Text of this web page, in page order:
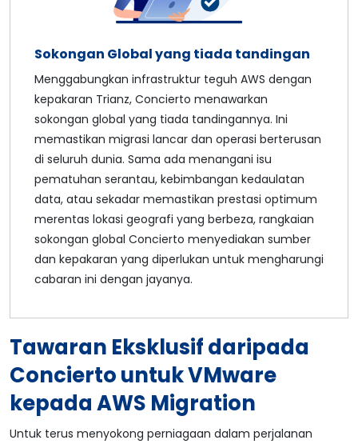
Sokongan Global yang tiada tandingan
Menggabungkan infrastruktur teguh AWS dengan
kepakaran Trianz, Concierto menawarkan
sokongan global yang tiada tandingannya. Ini
memastikan migrasi lancar dan operasi berterusan
di seluruh dunia. Sama ada menangani isu
pematuhan serantau, kebimbangan kedaulatan
data, atau sekadar memastikan prestasi optimum
merentas lokasi geografi yang berbeza, rangkaian
sokongan global Concierto menyediakan sumber
dan kepakaran yang diperlukan untuk mengharungi
cabaran ini dengan jayanya.
Tawaran Eksklusif daripada
Concierto untuk VMware
kepada AWS Migration
Untuk terus menyokong perniagaan dalam perjalanan